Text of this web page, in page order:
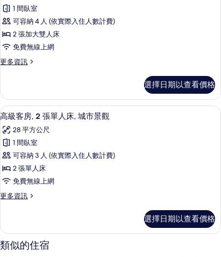
片
和
1
張
沙
發
市
景
觀
的
所
有
相
片
大
人
床
和
張
城
市
景
觀
的
詳
情
全
景
客
房,
張
大
雙
人
床
的
所
有
相
片
1 間臥室
可容納 4 人 (依實際入住人數計費)
2 張加大雙人床
免費無線上網
更多資訊
更
客
房,
2
加
大
人
床
的
詳
情
選擇日期以查看價格
顯
示
高
級
客
房,
張
人
床,
城
高級寢具、迷你吧、客房內保險箱、書
1
高級客房, 2 張單人床, 城市景觀
28 平方公尺
1 間臥室
可容納 3 人 (依實際入住人數計費)
2 張單人床
免費無線上網
更多資訊
更
客
房,
2
選擇日期以查看價格
類似的住宿